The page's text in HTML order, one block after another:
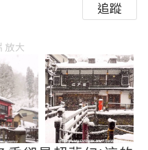
追蹤
放大